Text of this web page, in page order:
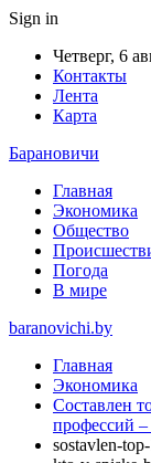
Sign in
Четверг, 6
Контакты
Лента
Карта
Барановичи
Главная
Экономика
Общество
Погода
В мире
baranovichi.by
Главная
Экономика
Составлен
профессий –
sostavlen-